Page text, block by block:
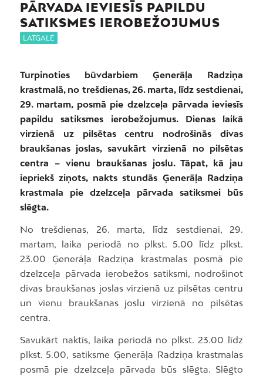
PĀRVADA IEVIESĪS PAPILDU
SATIKSMES IEROBEŽOJUMUS
LATGALE
Turpinoties būvdarbiem Ģenerāļa Radziņa
krastmalā, no trešdienas, 26. marta, līdz sestdienai,
29. martam, posmā pie dzelzceļa pārvada ieviesīs
papildu satiksmes ierobežojumus. Dienas laikā
virzienā uz pilsētas centru nodrošinās divas
braukšanas joslas, savukārt virzienā no pilsētas
centra – vienu braukšanas joslu. Tāpat, kā jau
iepriekš ziņots, nakts stundās Ģenerāļa Radziņa
krastmala pie dzelzceļa pārvada satiksmei būs
slēgta.
No trešdienas, 26. marta, līdz sestdienai, 29.
martam, laika periodā no plkst. 5.00 līdz plkst.
23.00 Ģenerāļa Radziņa krastmalas posmā pie
dzelzceļa pārvada ierobežos satiksmi, nodrošinot
divas braukšanas joslas virzienā uz pilsētas centru
un vienu braukšanas joslu virzienā no pilsētas
centra.
Savukārt naktīs, laika periodā no plkst. 23.00 līdz
plkst. 5.00, satiksme Ģenerāļa Radziņa krastmalas
posmā pie dzelzceļa pārvada būs slēgta. Slēgto